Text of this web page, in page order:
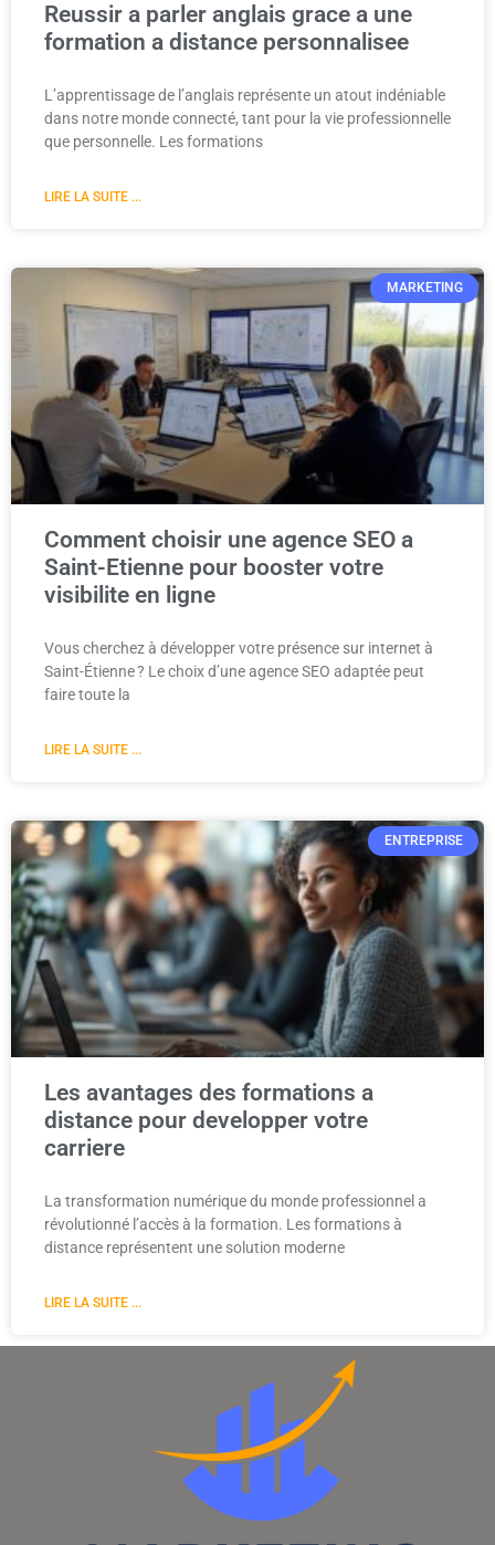
Reussir a parler anglais grace a une
formation a distance personnalisee
L’apprentissage de l’anglais représente un atout indéniable
dans notre monde connecté, tant pour la vie professionnelle
que personnelle. Les formations
LIRE LA SUITE ...
MARKETING
Comment choisir une agence SEO a
Saint-Etienne pour booster votre
visibilite en ligne
Vous cherchez à développer votre présence sur internet à
Saint-Étienne ? Le choix d’une agence SEO adaptée peut
faire toute la
LIRE LA SUITE ...
ENTREPRISE
Les avantages des formations a
distance pour developper votre
carriere
La transformation numérique du monde professionnel a
révolutionné l’accès à la formation. Les formations à
distance représentent une solution moderne
LIRE LA SUITE ...